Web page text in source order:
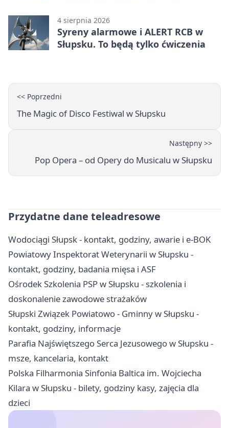
4 sierpnia 2026
Syreny alarmowe i ALERT RCB w
Słupsku. To będą tylko ćwiczenia
<< Poprzedni
The Magic of Disco Festiwal w Słupsku
Następny >>
Pop Opera – od Opery do Musicalu w Słupsku
Przydatne dane teleadresowe
Wodociągi Słupsk - kontakt, godziny, awarie i e-BOK
Powiatowy Inspektorat Weterynarii w Słupsku -
kontakt, godziny, badania mięsa i ASF
Ośrodek Szkolenia PSP w Słupsku - szkolenia i
doskonalenie zawodowe strażaków
Słupski Związek Powiatowo - Gminny w Słupsku -
kontakt, godziny, informacje
Parafia Najświętszego Serca Jezusowego w Słupsku -
msze, kancelaria, kontakt
Polska Filharmonia Sinfonia Baltica im. Wojciecha
Kilara w Słupsku - bilety, godziny kasy, zajęcia dla
dzieci